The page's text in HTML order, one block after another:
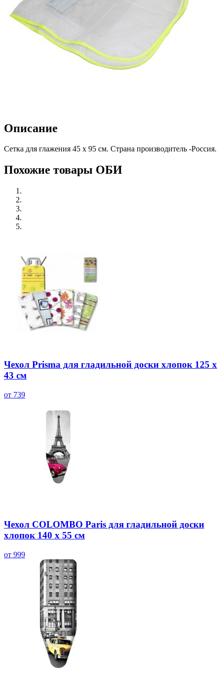
Описание
Сетка для глажения 45 х 95 см. Страна производитель -Россия.
Похожие товары ОБИ
Чехол Prisma для гладильной доски хлопок 125 х
43 см
от 739
Чехол COLOMBO Paris для гладильной доски
хлопок 140 х 55 см
от 999